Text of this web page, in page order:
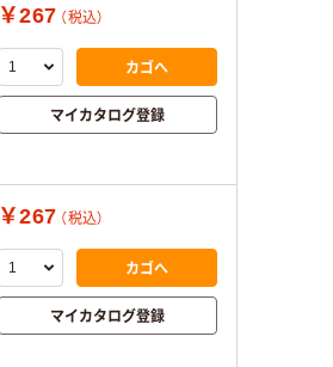
￥267 （税込）
カゴへ
マイカタログ登録
￥267 （税込）
カゴへ
マイカタログ登録